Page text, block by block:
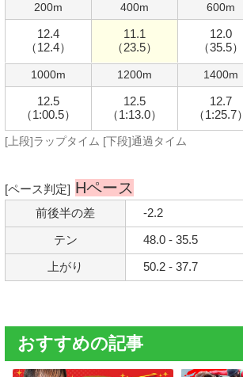
200m
12.4
（12.4）
400m
11.1
（23.5）
600m
12.0
（35.5）
1000m
12.5
（1:00.5）
1200m
12.5
（1:13.0）
1400m
12.7
（1:25.7）
[上段]ラップタイム [下段]通過タイム
[ペース判定] Hペース
前後半の差 -2.2
テン 48.0 - 35.5
上がり 50.2 - 37.7
おすすめの記事